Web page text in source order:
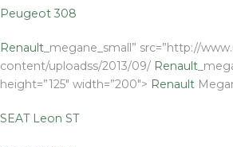
Peugeot 308
Renault _megane_small” src=”http://
content/uploadss/2013/09/ Renault
height=”125″ width=”200″> Renault
SEAT Leon ST